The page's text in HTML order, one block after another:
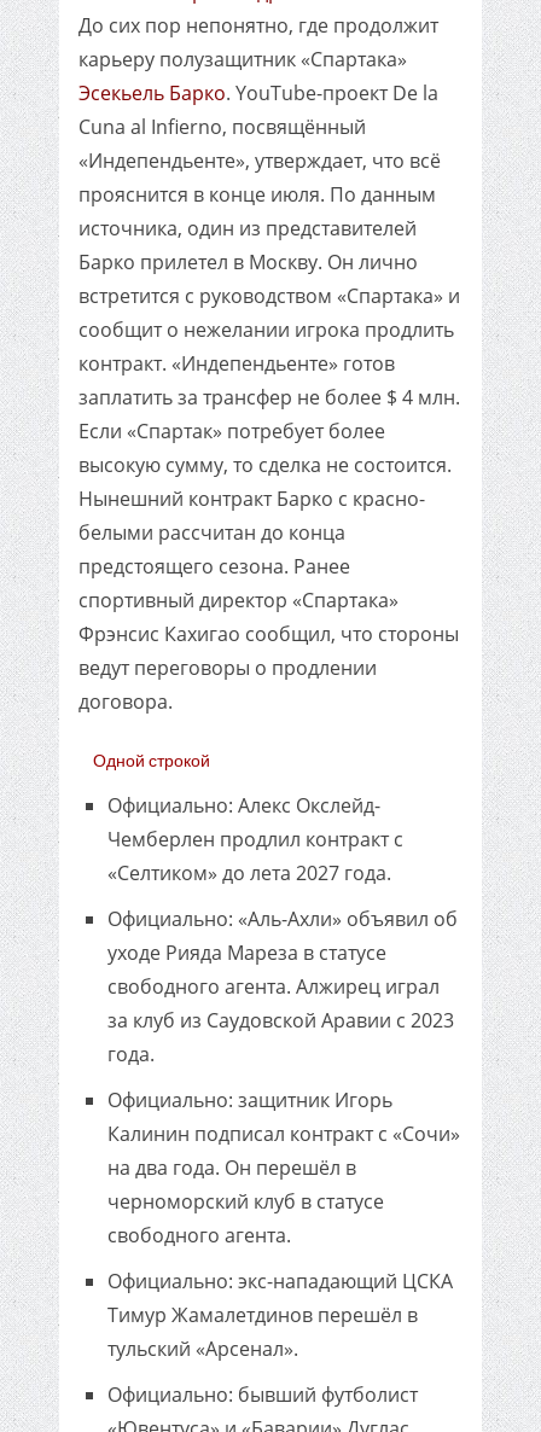
До сих пор непонятно, где продолжит
карьеру полузащитник «Спартака»
Эсекьель Барко. YouTube-проект De la
Cuna al Infierno, посвящённый
«Индепендьенте», утверждает, что всё
прояснится в конце июля. По данным
источника, один из представителей
Барко прилетел в Москву. Он лично
встретится с руководством «Спартака» и
сообщит о нежелании игрока продлить
контракт. «Индепендьенте» готов
заплатить за трансфер не более $ 4 млн.
Если «Спартак» потребует более
высокую сумму, то сделка не состоится.
Нынешний контракт Барко с красно-
белыми рассчитан до конца
предстоящего сезона. Ранее
спортивный директор «Спартака»
Фрэнсис Кахигао сообщил, что стороны
ведут переговоры о продлении
договора.
Одной строкой
Официально: Алекс Окслейд-
Чемберлен продлил контракт с
«Селтиком» до лета 2027 года.
Официально: «Аль-Ахли» объявил об
уходе Рияда Мареза в статусе
свободного агента. Алжирец играл
за клуб из Саудовской Аравии с 2023
года.
Официально: защитник Игорь
Калинин подписал контракт с «Сочи»
на два года. Он перешёл в
черноморский клуб в статусе
свободного агента.
Официально: экс-нападающий ЦСКА
Тимур Жамалетдинов перешёл в
тульский «Арсенал».
Официально: бывший футболист